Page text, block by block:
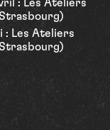
: Les Ateliers
: Les Ateliers